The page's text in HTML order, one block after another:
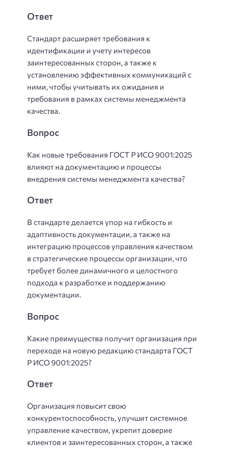
Ответ
Стандарт расширяет требования к
идентификации и учету интересов
заинтересованных сторон, а также к
установлению эффективных коммуникаций с
ними, чтобы учитывать их ожидания и
требования в рамках системы менеджмента
качества.
Вопрос
Как новые требования ГОСТ Р ИСО 9001:2025
влияют на документацию и процессы
внедрения системы менеджмента качества?
Ответ
В стандарте делается упор на гибкость и
адаптивность документации, а также на
интеграцию процессов управления качеством
в стратегические процессы организации, что
требует более динамичного и целостного
подхода к разработке и поддержанию
документации.
Вопрос
Какие преимущества получит организация при
переходе на новую редакцию стандарта ГОСТ
Р ИСО 9001:2025?
Ответ
Организация повысит свою
конкурентоспособность, улучшит системное
управление качеством, укрепит доверие
клиентов и заинтересованных сторон, а также